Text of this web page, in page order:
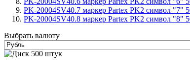
PK-20004SV40.7 маркер Partex PK2 символ "7"
PK-20004SV40.8 маркер Partex PK2 символ "8"
Выбрать валюту